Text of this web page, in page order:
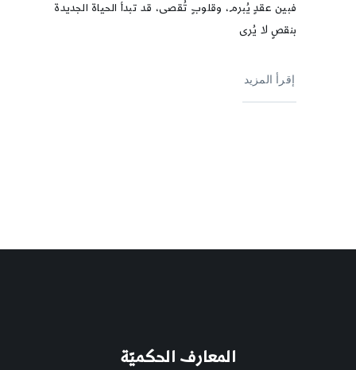
فبين عقدٍ يُبرم، وقلوبٍ تُقصى، قد تبدأ الحياة الجديدة
بنقصٍ لا يُرى
إقرأ المزيد
المعارف الحكميّة